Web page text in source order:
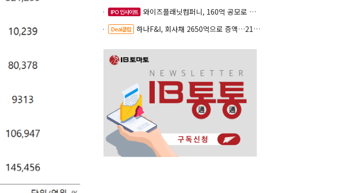
IPO 인사이트 와이즈플래닛컴퍼니, 160억 공모로 글로벌 확장
Deal클립 하나F&I, 회사채 2650억으로 증액…2150억은 차환